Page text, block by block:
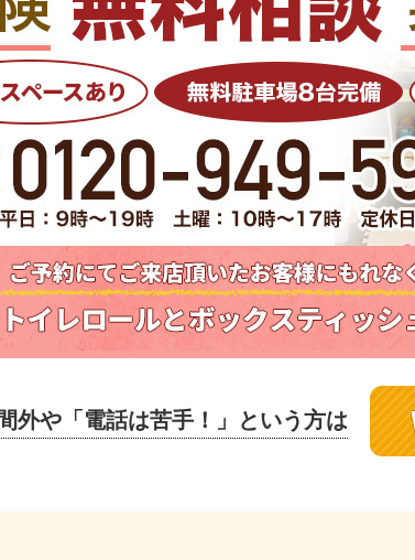
外や 「電話は苦手！」という方は